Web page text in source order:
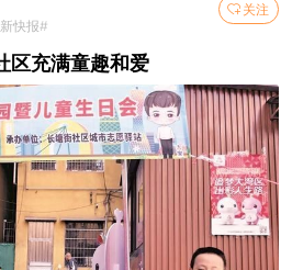
关注
快报#
区充满童趣和爱